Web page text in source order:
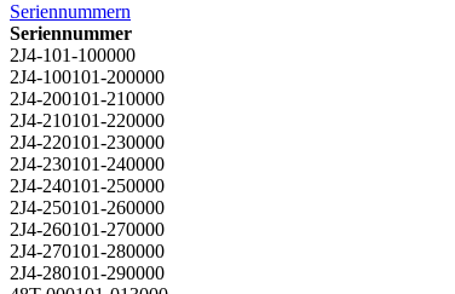
Seriennummern
Seriennummer
2J4-101-100000
2J4-100101-200000
2J4-200101-210000
2J4-210101-220000
2J4-220101-230000
2J4-230101-240000
2J4-240101-250000
2J4-250101-260000
2J4-260101-270000
2J4-270101-280000
2J4-280101-290000